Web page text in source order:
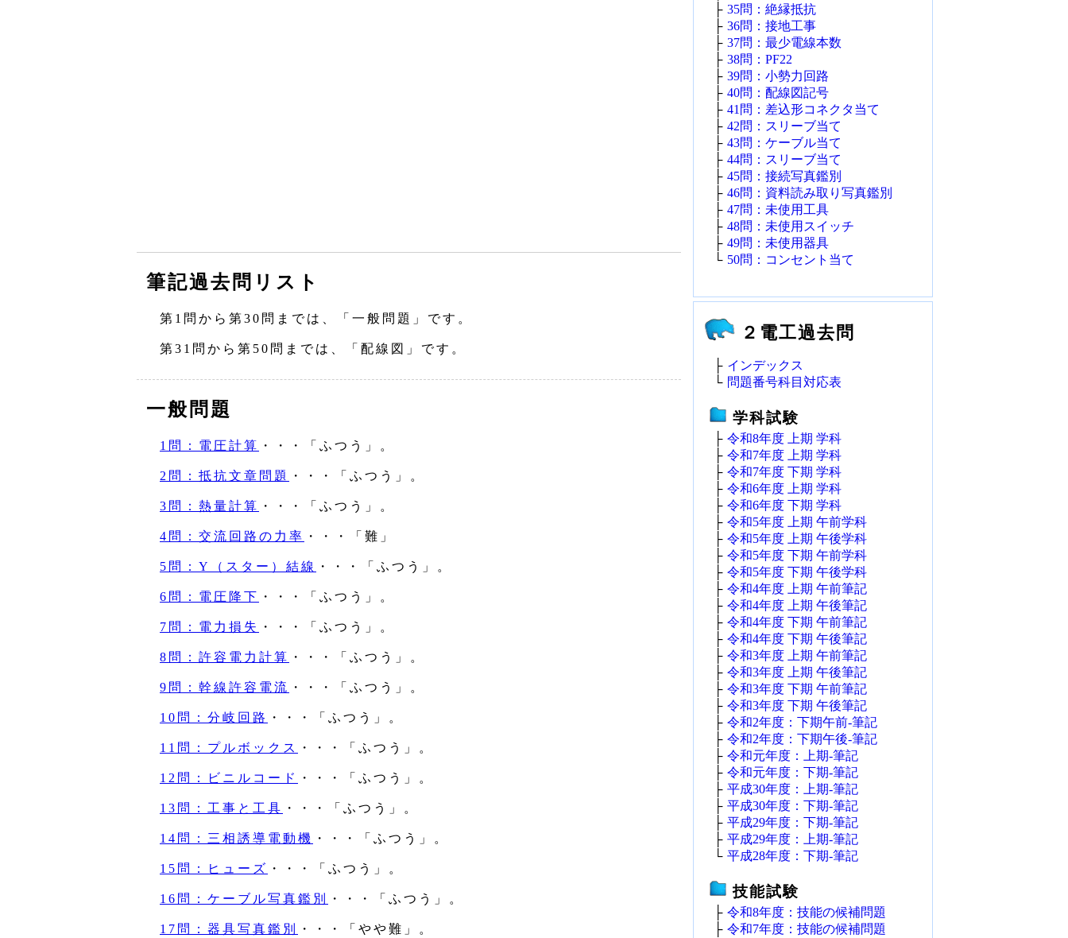
筆記過去問リスト
第1問から第30問までは、「一般問題」です。
第31問から第50問までは、「配線図」です。
一般問題
1問：電圧計算 ・・・「ふつう」。
2問：抵抗文章問題 ・・・「ふつう」。
3問：熱量計算 ・・・「ふつう」。
4問：交流回路の力率 ・・・「難」
5問：Y（スター）結線 ・・・「ふつう」。
6問：電圧降下 ・・・「ふつう」。
7問：電力損失 ・・・「ふつう」。
8問：許容電力計算 ・・・「ふつう」。
9問：幹線許容電流 ・・・「ふつう」。
10問：分岐回路 ・・・「ふつう」。
11問：プルボックス ・・・「ふつう」。
12問：ビニルコード ・・・「ふつう」。
13問：工事と工具 ・・・「ふつう」。
14問：三相誘導電動機 ・・・「ふつう」。
15問：ヒューズ ・・・「ふつう」。
16問：ケーブル写真鑑別 ・・・「ふつう」。
17問：器具写真鑑別 ・・・「やや難」。
├ 35問：絶縁抵抗
├ 36問：接地工事
├ 37問：最少電線本数
├ 38問：PF22
├ 39問：小勢力回路
├ 40問：配線図記号
├ 41問：差込形コネクタ当て
├ 42問：スリーブ当て
├ 43問：ケーブル当て
├ 44問：スリーブ当て
├ 45問：接続写真鑑別
├ 46問：資料読み取り写真鑑別
├ 47問：未使用工具
├ 48問：未使用スイッチ
├ 49問：未使用器具
└ 50問：コンセント当て
２電工過去問
├ インデックス
└ 問題番号科目対応表
学科試験
├ 令和8年度 上期 学科
├ 令和7年度 上期 学科
├ 令和7年度 下期 学科
├ 令和6年度 上期 学科
├ 令和6年度 下期 学科
├ 令和5年度 上期 午前学科
├ 令和5年度 上期 午後学科
├ 令和5年度 下期 午前学科
├ 令和5年度 下期 午後学科
├ 令和4年度 上期 午前筆記
├ 令和4年度 上期 午後筆記
├ 令和4年度 下期 午前筆記
├ 令和4年度 下期 午後筆記
├ 令和3年度 上期 午前筆記
├ 令和3年度 上期 午後筆記
├ 令和3年度 下期 午前筆記
├ 令和3年度 下期 午後筆記
├ 令和2年度：下期午前‐筆記
├ 令和2年度：下期午後‐筆記
├ 令和元年度：上期‐筆記
├ 令和元年度：下期‐筆記
├ 平成30年度：上期‐筆記
├ 平成30年度：下期‐筆記
├ 平成29年度：下期‐筆記
├ 平成29年度：上期‐筆記
└ 平成28年度：下期‐筆記
技能試験
├ 令和8年度：技能の候補問題
├ 令和7年度：技能の候補問題